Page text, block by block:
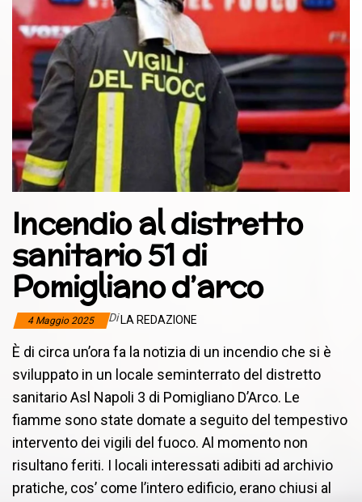
Incendio al distretto
sanitario 51 di
Pomigliano d’arco
4 Maggio 2025 DiLA REDAZIONE
È di circa un’ora fa la notizia di un incendio che si è
sviluppato in un locale seminterrato del distretto
sanitario Asl Napoli 3 di Pomigliano D’Arco. Le
fiamme sono state domate a seguito del tempestivo
intervento dei vigili del fuoco. Al momento non
risultano feriti. I locali interessati adibiti ad archivio
pratiche, cos’ come l’intero edificio, erano chiusi al